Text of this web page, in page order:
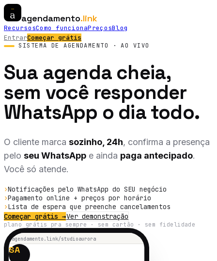
agendamento.link
RecursosComo funcionaPreçosBlog
EntrarComeçar grátis
SISTEMA DE AGENDAMENTO · AO VIVO
Sua agenda cheia,
sem você responder
WhatsApp o dia todo.
O cliente marca sozinho, 24h, confirma a presença
pelo seu WhatsApp e ainda paga antecipado.
Você só atende.
›Notificações pelo WhatsApp do SEU negócio
›Pagamento online + preços por horário
›Lista de espera que preenche cancelamentos
Começar grátis →Ver demonstração
plano grátis pra sempre · sem cartão · sem fidelidade
🔒agendamento.link/studioaurora
SA